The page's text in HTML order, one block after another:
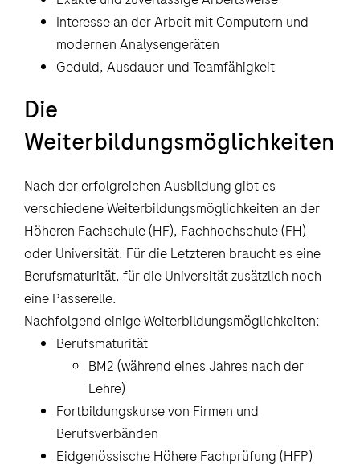
Interesse an der Arbeit mit Computern und
modernen Analysengeräten
Geduld, Ausdauer und Teamfähigkeit
Die
Weiterbildungsmöglichkeiten
Nach der erfolgreichen Ausbildung gibt es
verschiedene Weiterbildungsmöglichkeiten an der
Höheren Fachschule (HF), Fachhochschule (FH)
oder Universität. Für die Letzteren braucht es eine
Berufsmaturität, für die Universität zusätzlich noch
eine Passerelle.
Nachfolgend einige Weiterbildungsmöglichkeiten:
Berufsmaturität
BM2 (während eines Jahres nach der
Lehre)
Fortbildungskurse von Firmen und
Berufsverbänden
Eidgenössische Höhere Fachprüfung (HFP)